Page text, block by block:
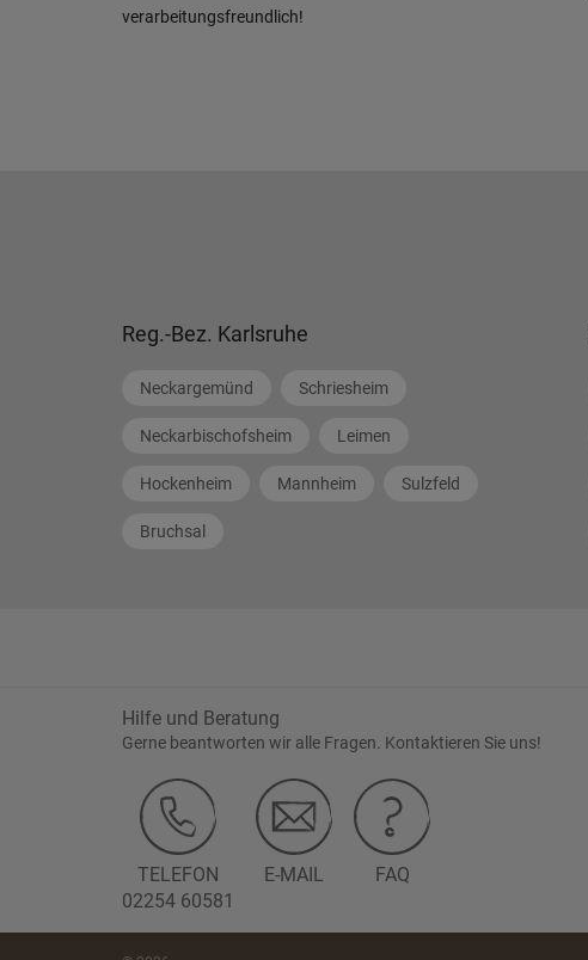
verarbeitungsfreundlich!
Reg.-Bez. Karlsruhe
Neckargemünd Schriesheim
Neckarbischofsheim Leimen
Hockenheim Mannheim Sulzfeld
Bruchsal
Hilfe und Beratung
Gerne beantworten wir alle Fragen. Kontaktieren Sie uns!
TELEFON
02254 60581
E-MAIL FAQ